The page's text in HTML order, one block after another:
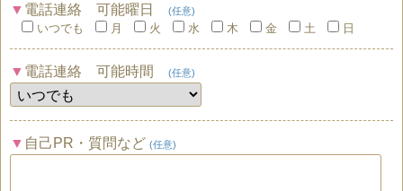
電話連絡 可能曜日 (任意)
いつでも 月 火 水 木 金 土 日
電話連絡 可能時間 (任意)
自己PR・質問など (任意)